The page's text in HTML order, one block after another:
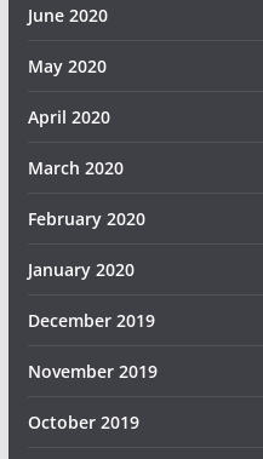
June 2020
May 2020
April 2020
March 2020
February 2020
January 2020
December 2019
November 2019
October 2019